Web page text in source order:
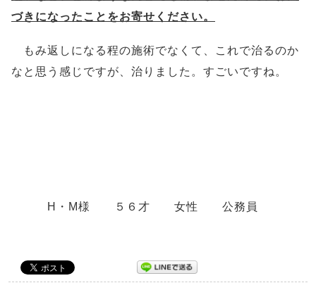
づきになったことをお寄せください。
もみ返しになる程の施術でなくて、これで治るのか
なと思う感じですが、治りました。すごいですね。
H・M様 ５６才 女性 公務員